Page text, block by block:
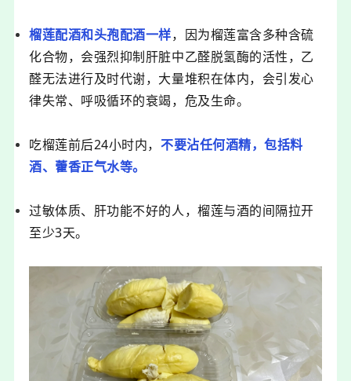
榴莲配酒和头孢配酒一样，因为榴莲富含多种含硫
化合物，会强烈抑制肝脏中乙醛脱氢酶的活性，乙
醛无法进行及时代谢，大量堆积在体内，会引发心
律失常、呼吸循环的衰竭，危及生命。
吃榴莲前后24小时内， 不要沾任何酒精，包括料
酒、藿香正气水等。
过敏体质、肝功能不好的人，榴莲与酒的间隔拉开
至少3天。